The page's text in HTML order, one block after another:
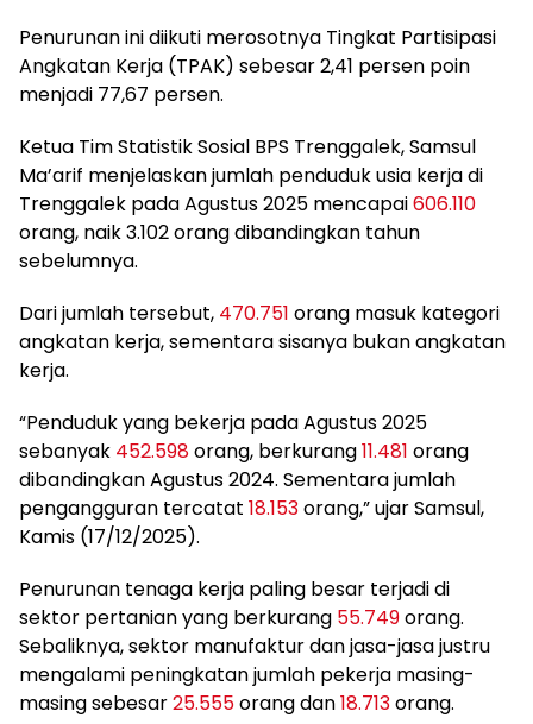
Penurunan ini diikuti merosotnya Tingkat Partisipasi
Angkatan Kerja (TPAK) sebesar 2,41 persen poin
menjadi 77,67 persen.
Ketua Tim Statistik Sosial BPS Trenggalek, Samsul
Ma’arif menjelaskan jumlah penduduk usia kerja di
Trenggalek pada Agustus 2025 mencapai606.110
orang, naik 3.102 orang dibandingkan tahun
sebelumnya.
Dari jumlah tersebut, 470.751 orang masuk kategori
angkatan kerja, sementara sisanya bukan angkatan
kerja.
“Penduduk yang bekerja pada Agustus 2025
sebanyak 452.598orang, berkurang11.481 orang
dibandingkan Agustus 2024. Sementara jumlah
pengangguran tercatat 18.153orang,” ujar Samsul,
Kamis (17/12/2025).
Penurunan tenaga kerja paling besar terjadi di
sektor pertanian yang berkurang 55.749orang.
Sebaliknya, sektor manufaktur dan jasa-jasa justru
mengalami peningkatan jumlah pekerja masing-
masing sebesar25.555orang dan18.713orang.